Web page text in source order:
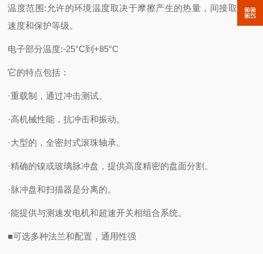
温度范围:允许的环境温度取决于摩擦产生的热量，间接取决于
速度和保护等级。
电子部分温度:-25°C到+85°C
它的特点包括：
·重载制，通过冲击测试。
·高机械性能，抗冲击和振动。
·大型的，全密封式滚珠轴承。
·精确的镍或玻璃脉冲盘，提供高度精密的盘面分割。
·脉冲盘和扫描器是分离的。
·能提供与测速发电机和超速开关相组合系统。
■可选多种法兰和配置，通用性强